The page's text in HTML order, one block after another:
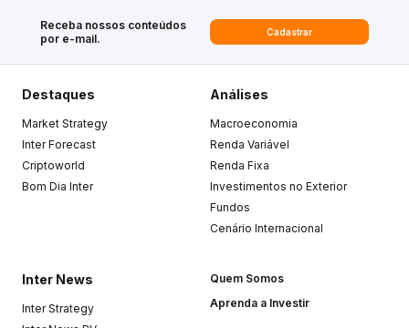
Receba nossos conteúdos
por e-mail.
Cadastrar
Destaques
Market Strategy
Inter Forecast
Criptoworld
Bom Dia Inter
Análises
Macroeconomia
Renda Variável
Renda Fixa
Investimentos no Exterior
Fundos
Cenário Internacional
Inter News
Inter Strategy
Quem Somos
Aprenda a Investir